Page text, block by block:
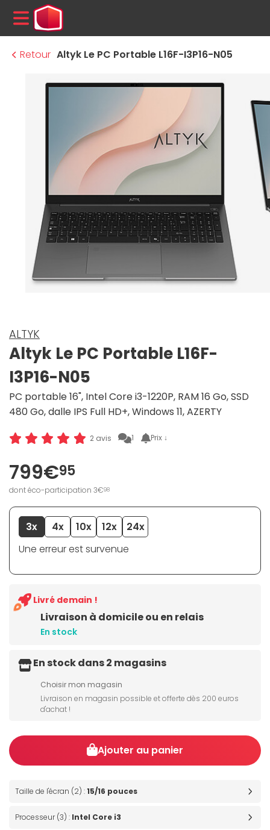
MENU
Retour Altyk Le PC Portable L16F-I3P16-N05
ALTYK
Altyk Le PC Portable L16F-
I3P16-N05
PC portable 16", Intel Core i3-1220P, RAM 16 Go, SSD
480 Go, dalle IPS Full HD+, Windows 11, AZERTY
2 avis 1 Prix ↓
799€95
dont éco-participation 3€98
3x 4x 10x 12x
24x
Une erreur est survenue
Livraison à domicile ou en relais
En stock
Livré demain !
En stock dans 2 magasins
Choisir mon magasin
Livraison en magasin possible et offerte dès 200 euros
d'achat !
Ajouter au panier
Taille de l'écran (2) :15/16 pouces
Processeur (3) : Intel Core i3